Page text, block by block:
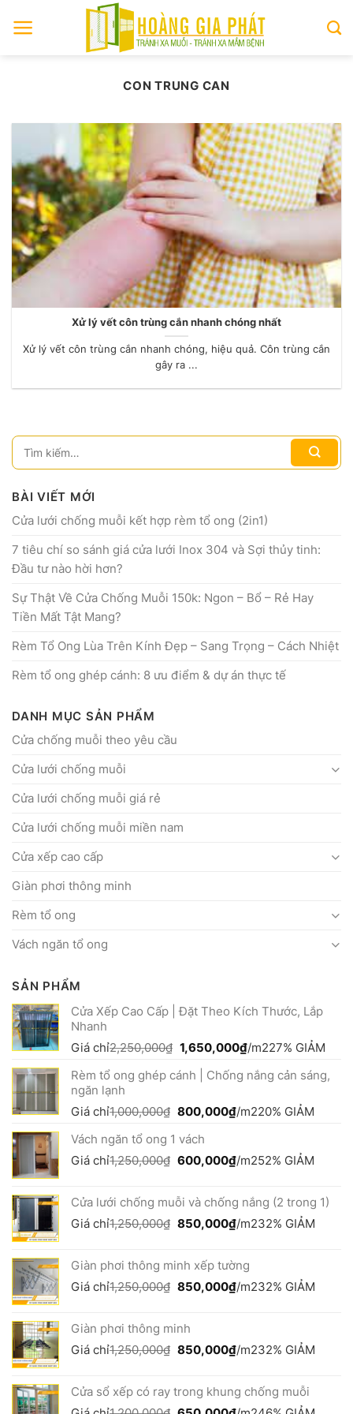
CON TRUNG CAN
Xử lý vết côn trùng cắn nhanh chóng nhất
Xử lý vết côn trùng cắn nhanh chóng, hiệu quả. Côn trùng cắn
gây ra ...
BÀI VIẾT MỚI
Cửa lưới chống muỗi kết hợp rèm tổ ong (2in1)
7 tiêu chí so sánh giá cửa lưới Inox 304 và Sợi thủy tinh:
Đầu tư nào hời hơn?
Sự Thật Về Cửa Chống Muỗi 150k: Ngon – Bổ – Rẻ Hay
Tiền Mất Tật Mang?
Rèm Tổ Ong Lùa Trên Kính Đẹp – Sang Trọng – Cách Nhiệt
Rèm tổ ong ghép cánh: 8 ưu điểm & dự án thực tế
DANH MỤC SẢN PHẨM
Cửa chống muỗi theo yêu cầu
Cửa lưới chống muỗi
Cửa lưới chống muỗi giá rẻ
Cửa lưới chống muỗi miền nam
Cửa xếp cao cấp
Giàn phơi thông minh
Rèm tổ ong
Vách ngăn tổ ong
SẢN PHẨM
Cửa Xếp Cao Cấp | Đặt Theo Kích Thước, Lắp
Nhanh
Giá chỉ2,250,000₫ Giá
là:
1,650,000₫Giá
tại
1,650,000₫.
/m227% GIẢM
Rèm tổ ong ghép cánh | Chống nắng cản sáng,
ngăn lạnh
Giá chỉ1,000,000₫ Giá
là:
1,000,000₫.
800,000₫Giá
là:
800,000₫.
/m220% GIẢM
Vách ngăn tổ ong 1 vách
Giá chỉ1,250,000₫ Giá
1,250,000₫.
600,000₫Giá
là:
600,000₫.
/m252% GIẢM
Cửa lưới chống muỗi và chống nắng (2 trong 1)
Giá chỉ1,250,000₫ Giá
1,250,000₫.
850,000₫Giá
là:
850,000₫.
/m232% GIẢM
Giàn phơi thông minh xếp tường
Giá chỉ1,250,000₫ Giá
1,250,000₫.
850,000₫Giá
850,000₫.
/m232% GIẢM
Giàn phơi thông minh
Giá chỉ1,250,000₫ Giá
1,250,000₫.
850,000₫Giá
là:
850,000₫.
/m232% GIẢM
Cửa sổ xếp có ray trong khung chống muỗi